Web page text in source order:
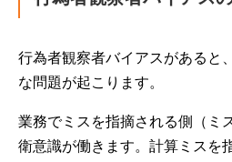
行為者観察者バイアスがあると
な問題が起こります。
業務でミスを指摘される側（ミ
衛意識が働きます。計算ミスを